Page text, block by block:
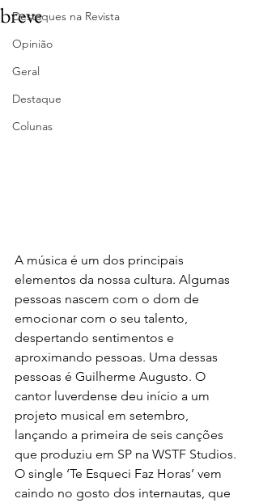
Destaques na Revista
Opinião
Geral
Destaque
Colunas
breve
A música é um dos principais
elementos da nossa cultura. Algumas
pessoas nascem com o dom de
emocionar com o seu talento,
despertando sentimentos e
aproximando pessoas. Uma dessas
pessoas é Guilherme Augusto. O
cantor luverdense deu início a um
projeto musical em setembro,
lançando a primeira de seis canções
que produziu em SP na WSTF Studios.
O single ‘Te Esqueci Faz Horas’ vem
caindo no gosto dos internautas, que